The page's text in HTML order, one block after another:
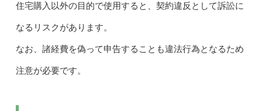
住宅購入以外の目的で使用すると、契約違反として訴訟に
なるリスクがあります。
なお、諸経費を偽って申告することも違法行為となるため
注意が必要です。